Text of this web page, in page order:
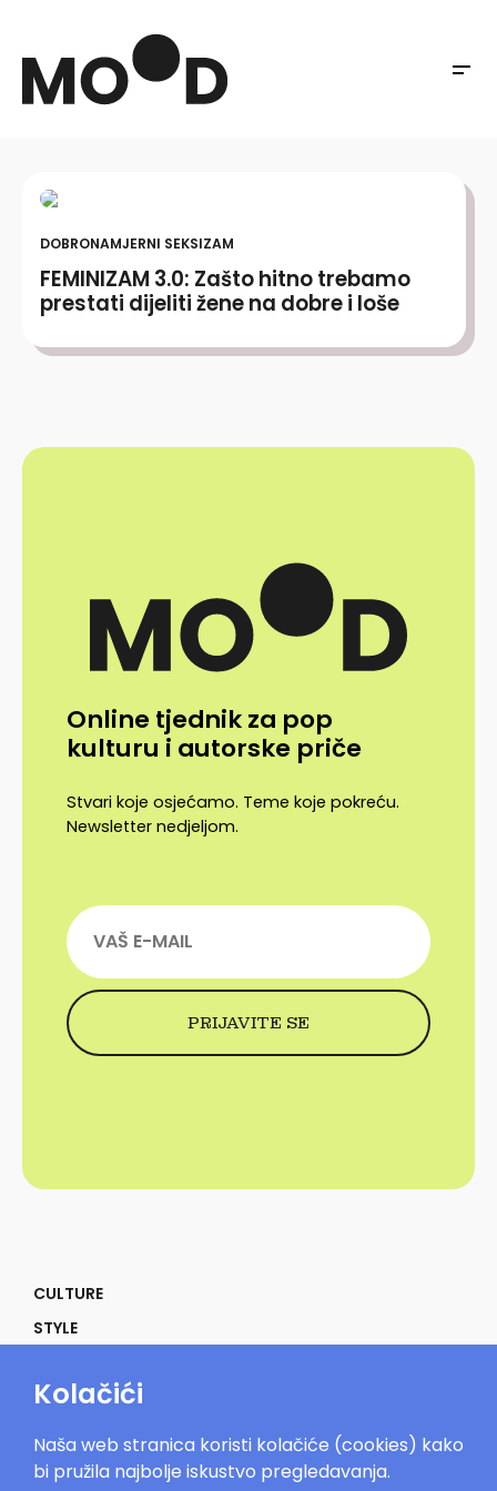
DOBRONAMJERNI SEKSIZAM
FEMINIZAM 3.0: Zašto hitno trebamo
prestati dijeliti žene na dobre i loše
Online tjednik za pop
kulturu i autorske priče
Stvari koje osjećamo. Teme koje pokreću.
Newsletter nedjeljom.
CULTURE
STYLE
POWER
IN THE MOOD
Kolačići
Naša web stranica koristi kolačiće (cookies) kako
bi pružila najbolje iskustvo pregledavanja.